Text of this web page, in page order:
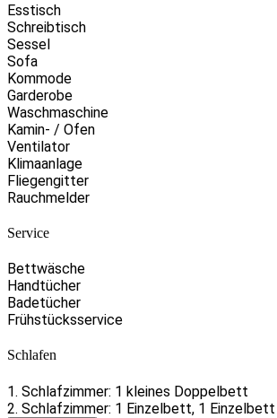
Esstisch
Schreibtisch
Sessel
Sofa
Kommode
Garderobe
Waschmaschine
Kamin- / Ofen
Ventilator
Klimaanlage
Fliegengitter
Rauchmelder
Service
Bettwäsche
Handtücher
Badetücher
Frühstücksservice
Schlafen
1. Schlafzimmer: 1 kleines Doppelbett
2. Schlafzimmer: 1 Einzelbett, 1 Einzelbett